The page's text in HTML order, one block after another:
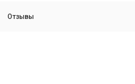
Отзывы